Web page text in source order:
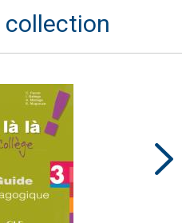
collection